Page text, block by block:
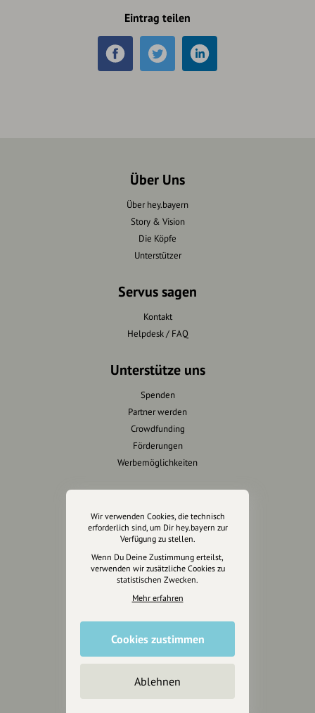
Eintrag teilen
Über Uns
Über hey.bayern
Story & Vision
Die Köpfe
Unterstützer
Servus sagen
Kontakt
Helpdesk / FAQ
Unterstütze uns
Spenden
Partner werden
Crowdfunding
Förderungen
Werbemöglichkeiten
Impressum
Datenschutz
AGB
Cookies zurücksetzen
Mediakit
Wir verwenden Cookies, die technisch
erforderlich sind, um Dir hey.bayern zur
Verfügung zu stellen.
Wenn Du Deine Zustimmung erteilst,
verwenden wir zusätzliche Cookies zu
statistischen Zwecken.
Mehr erfahren
Cookies zustimmen
Ablehnen